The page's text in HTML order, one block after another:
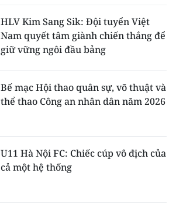
HLV Kim Sang Sik: Đội tuyển Việt
Nam quyết tâm giành chiến thắng để
giữ vững ngôi đầu bảng
Bế mạc Hội thao quân sự, võ thuật và
thể thao Công an nhân dân năm 2026
U11 Hà Nội FC: Chiếc cúp vô địch của
cả một hệ thống